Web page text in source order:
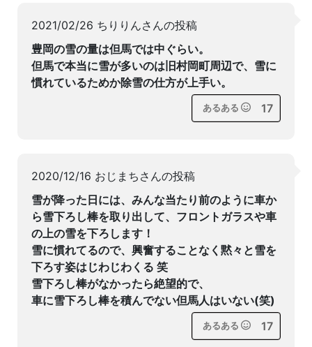
2021/02/26 ちりりんさんの投稿
豊岡の雪の量は但馬では中ぐらい。
但馬で本当に雪が多いのは旧村岡町周辺で、雪に
慣れているためか除雪の仕方が上手い。
あるある 17
2020/12/16 おじまちさんの投稿
雪が降った日には、みんな当たり前のように車か
ら雪下ろし棒を取り出して、フロントガラスや車
の上の雪を下ろします！
雪に慣れてるので、興奮することなく黙々と雪を
下ろす姿はじわじわくる 笑
雪下ろし棒がなかったら絶望的で、
車に雪下ろし棒を積んでない但馬人はいない(笑)
あるある 17